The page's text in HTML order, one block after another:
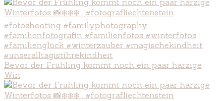
Bevor der Frühling kommt noch ein paar härzige
Win